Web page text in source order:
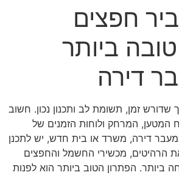
מחיר תשלחו תמונות או
לוואטסאפחפצים
ביותר
דירה
זמן, תשומת לב ותכנון נכון. חשוב
המרחק ולוחות הזמנים של
דירה, משרד או בית חדש, יש לתכנן
הרהיטים, מכשירי החשמל והחפצים
ביותר. הפתרון הטוב ביותר הוא לפנות